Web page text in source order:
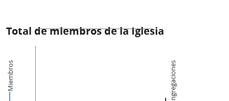
Total de miembros de la Iglesia
Miembros Congregaciones